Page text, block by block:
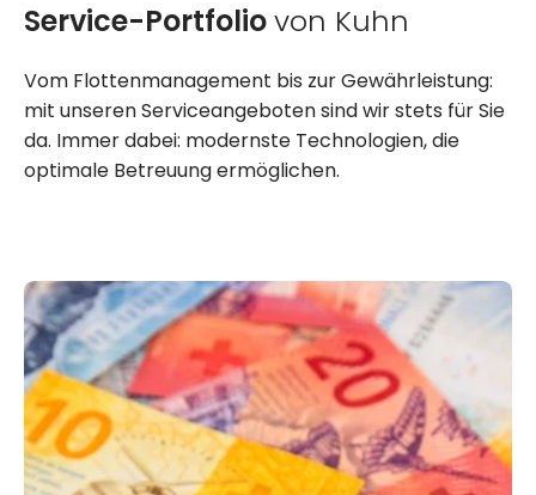
Service-Portfoliovon Kuhn
Vom Flottenmanagement bis zur Gewährleistung:
mit unseren Serviceangeboten sind wir stets für Sie
da. Immer dabei: modernste Technologien, die
optimale Betreuung ermöglichen.